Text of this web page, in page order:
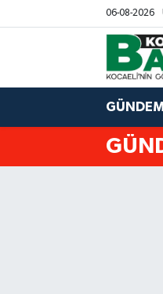
06-08-2026
Kocaeli Nöbetçi
Kocaeli Hava
Kocaeli Trafik